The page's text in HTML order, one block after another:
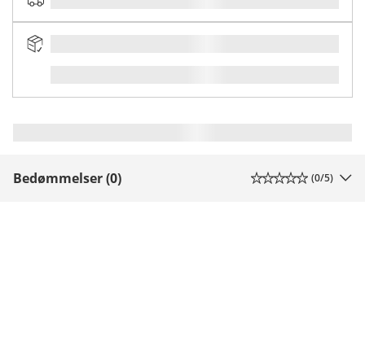
Bedømmelser (0) (0/5)